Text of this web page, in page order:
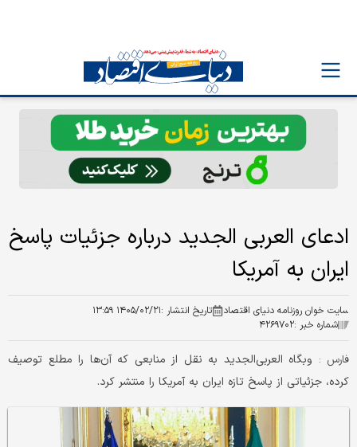
ادعای العربی الجدید درباره جزئیات پاسخ
ایران به آمریکا
سایت خوان روزنامه دنیای اقتصاد تاریخ انتشار :۱۴۰۵/۰۲/۲۱ ۱۳:۵۹
شماره خبر :۴۲۶۹۷۰۲
فارس : وبگاه العربی‌الجدید به نقل از منابعی که آن‌ها را مطلع توصیف
کرده، جزئیاتی از پاسخ تازه ایران به آمریکا را منتشر کرد.